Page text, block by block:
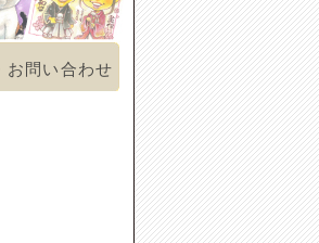
お問い合わせ